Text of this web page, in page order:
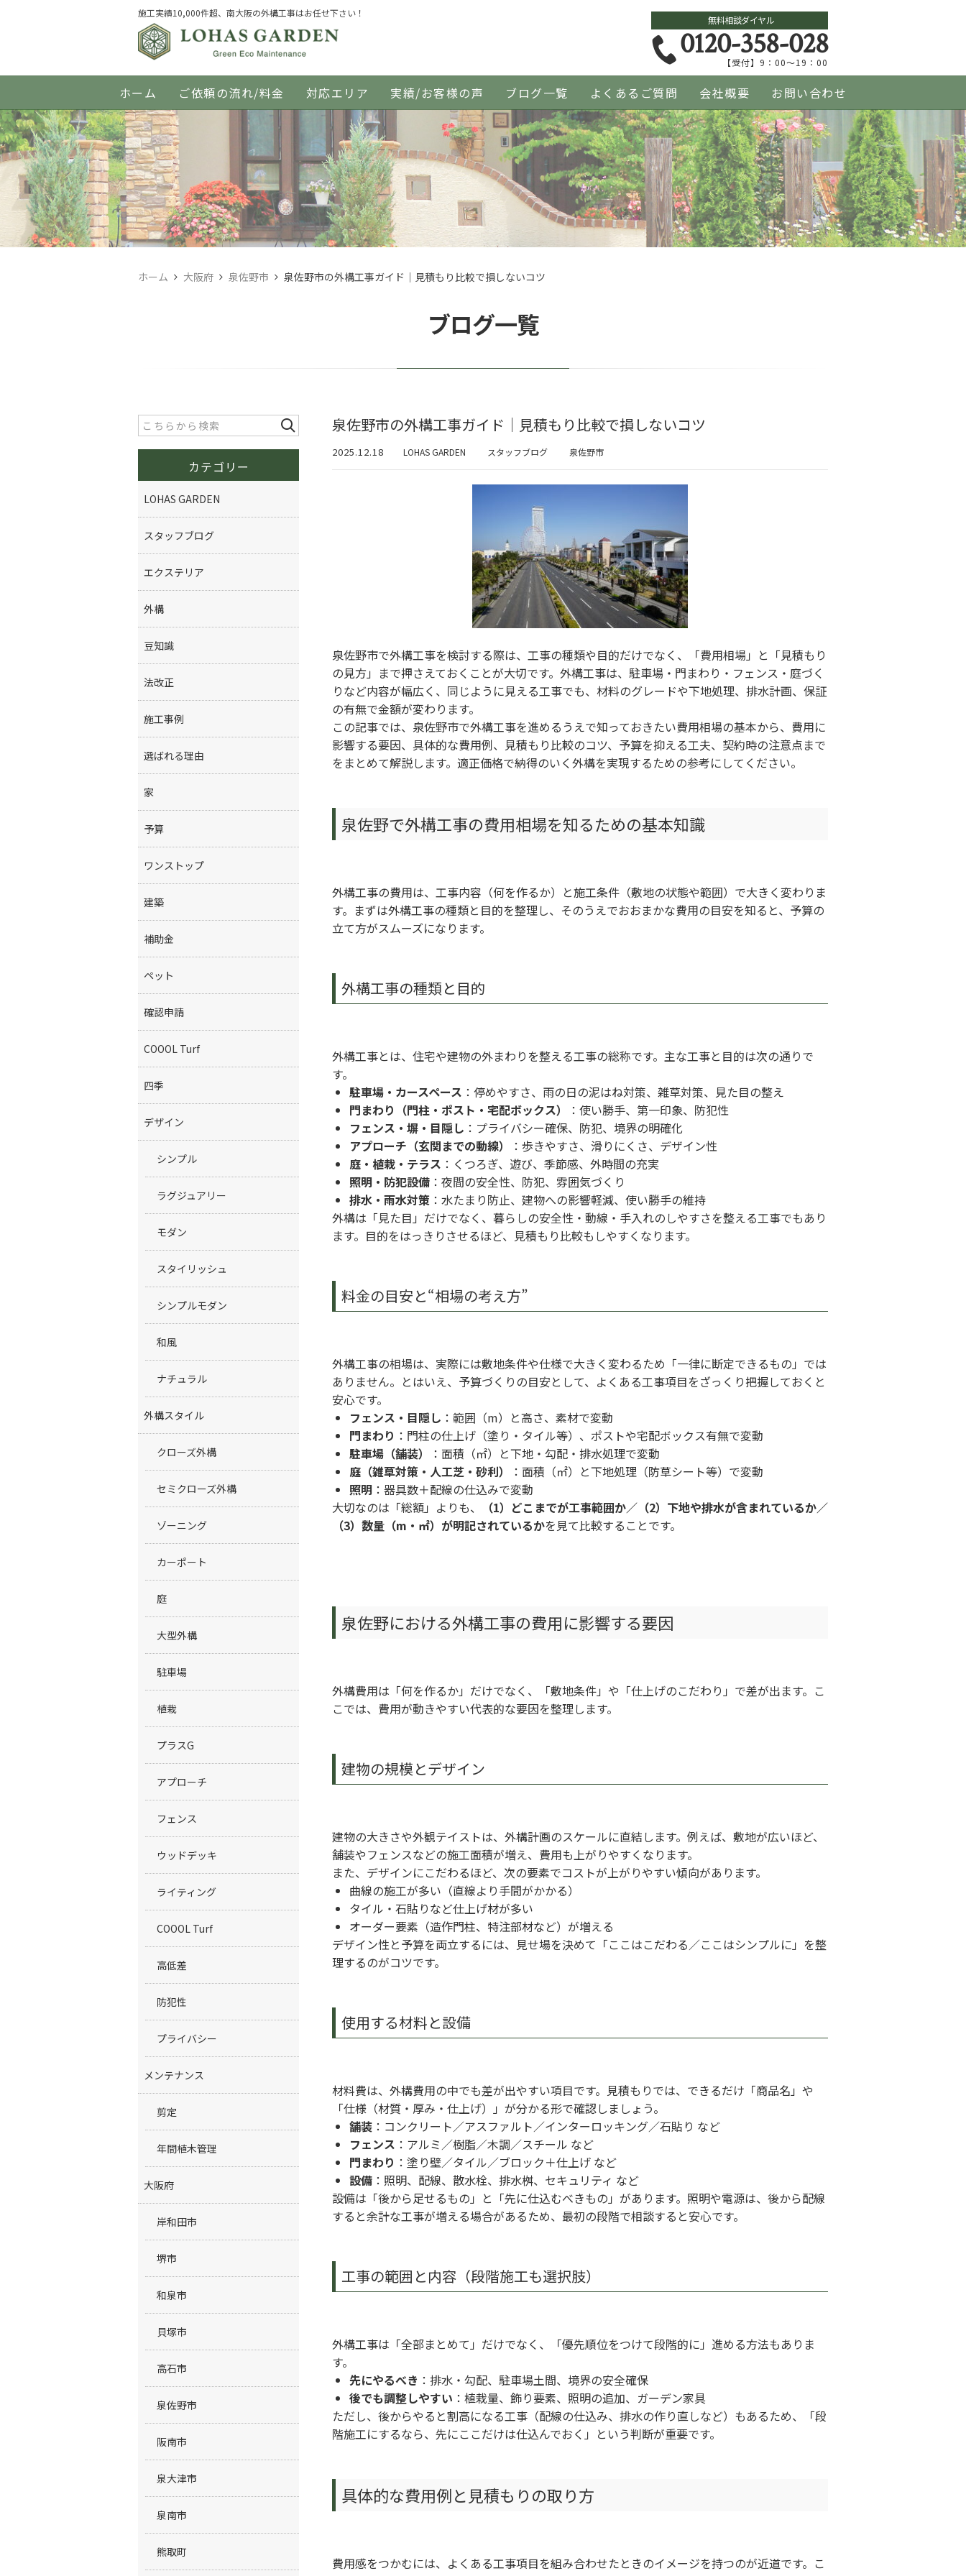
施工実績10,000件超、南大阪の外構工事はお任せ下さい！
無料相談ダイヤル
0120-358-028
【受付】9：00～19：00
ホーム ご依頼の流れ/料金 対応エリア 実績/お客様の声 ブログ一覧 よくあるご質問 会社概要 お問い合わせ
ホーム 大阪府 泉佐野市 泉佐野市の外構工事ガイド｜見積もり比較で損しないコツ
ブログ一覧
泉佐野市の外構工事ガイド｜見積もり比較で損しないコツ
2025.12.18 LOHAS GARDEN スタッフブログ 泉佐野市
泉佐野市で外構工事を検討する際は、工事の種類や目的だけでなく、「費用相場」と「見積もり
の見方」まで押さえておくことが大切です。外構工事は、駐車場・門まわり・フェンス・庭づく
りなど内容が幅広く、同じように見える工事でも、材料のグレードや下地処理、排水計画、保証
の有無で金額が変わります。
この記事では、泉佐野市で外構工事を進めるうえで知っておきたい費用相場の基本から、費用に
影響する要因、具体的な費用例、見積もり比較のコツ、予算を抑える工夫、契約時の注意点まで
をまとめて解説します。適正価格で納得のいく外構を実現するための参考にしてください。
泉佐野で外構工事の費用相場を知るための基本知識
外構工事の費用は、工事内容（何を作るか）と施工条件（敷地の状態や範囲）で大きく変わりま
す。まずは外構工事の種類と目的を整理し、そのうえでおおまかな費用の目安を知ると、予算の
立て方がスムーズになります。
外構工事の種類と目的
外構工事とは、住宅や建物の外まわりを整える工事の総称です。主な工事と目的は次の通りで
す。
駐車場・カースペース ：停めやすさ、雨の日の泥はね対策、雑草対策、見た目の整え
門まわり（門柱・ポスト・宅配ボックス）
：使い勝手、第一印象、防犯性
フェンス・塀・目隠し ：プライバシー確保、防犯、境界の明確化
アプローチ（玄関までの動線）
：歩きやすさ、滑りにくさ、デザイン性
庭・植栽・テラス ：くつろぎ、遊び、季節感、外時間の充実
照明・防犯設備 ：夜間の安全性、防犯、雰囲気づくり
排水・雨水対策 ：水たまり防止、建物への影響軽減、使い勝手の維持
外構は「見た目」だけでなく、暮らしの安全性・動線・手入れのしやすさを整える工事でもあり
ます。目的をはっきりさせるほど、見積もり比較もしやすくなります。
料金の目安と“相場の考え方”
外構工事の相場は、実際には敷地条件や仕様で大きく変わるため「一律に断定できるもの」では
ありません。とはいえ、予算づくりの目安として、よくある工事項目をざっくり把握しておくと
安心です。
フェンス・目隠し ：範囲（m）と高さ、素材で変動
門まわり ：門柱の仕上げ（塗り・タイル等）、ポストや宅配ボックス有無で変動
駐車場（舗装）
：面積（㎡）と下地・勾配・排水処理で変動
庭（雑草対策・人工芝・砂利）
：面積（㎡）と下地処理（防草シート等）で変動
照明 ：器具数＋配線の仕込みで変動
大切なのは「総額」よりも、
（1）どこまでが工事範囲か／（2）下地や排水が含まれているか／
（3）数量（m・㎡）が明記されているかを見て比較することです。
泉佐野における外構工事の費用に影響する要因
外構費用は「何を作るか」だけでなく、「敷地条件」や「仕上げのこだわり」で差が出ます。こ
こでは、費用が動きやすい代表的な要因を整理します。
建物の規模とデザイン
建物の大きさや外観テイストは、外構計画のスケールに直結します。例えば、敷地が広いほど、
舗装やフェンスなどの施工面積が増え、費用も上がりやすくなります。
また、デザインにこだわるほど、次の要素でコストが上がりやすい傾向があります。
曲線の施工が多い（直線より手間がかかる）
タイル・石貼りなど仕上げ材が多い
オーダー要素（造作門柱、特注部材など）が増える
デザイン性と予算を両立するには、見せ場を決めて「ここはこだわる／ここはシンプルに」を整
理するのがコツです。
使用する材料と設備
材料費は、外構費用の中でも差が出やすい項目です。見積もりでは、できるだけ「商品名」や
「仕様（材質・厚み・仕上げ）」が分かる形で確認しましょう。
舗装 ：コンクリート／アスファルト／インターロッキング／石貼り など
フェンス ：アルミ／樹脂／木調／スチール など
門まわり ：塗り壁／タイル／ブロック＋仕上げ など
設備 ：照明、配線、散水栓、排水桝、セキュリティ など
設備は「後から足せるもの」と「先に仕込むべきもの」があります。照明や電源は、後から配線
すると余計な工事が増える場合があるため、最初の段階で相談すると安心です。
工事の範囲と内容（段階施工も選択肢）
外構工事は「全部まとめて」だけでなく、「優先順位をつけて段階的に」進める方法もありま
す。
先にやるべき ：排水・勾配、駐車場土間、境界の安全確保
後でも調整しやすい ：植栽量、飾り要素、照明の追加、ガーデン家具
ただし、後からやると割高になる工事（配線の仕込み、排水の作り直しなど）もあるため、「段
階施工にするなら、先にここだけは仕込んでおく」という判断が重要です。
具体的な費用例と見積もりの取り方
費用感をつかむには、よくある工事項目を組み合わせたときのイメージを持つのが近道です。こ
カテゴリー
LOHAS GARDEN
スタッフブログ
エクステリア
外構
豆知識
法改正
施工事例
選ばれる理由
家
予算
ワンストップ
建築
補助金
ペット
確認申請
COOOL Turf
四季
デザイン
シンプル
ラグジュアリー
モダン
スタイリッシュ
シンプルモダン
和風
ナチュラル
外構スタイル
クローズ外構
セミクローズ外構
ゾーニング
カーポート
庭
大型外構
駐車場
植栽
プラスG
アプローチ
フェンス
ウッドデッキ
ライティング
COOOL Turf
高低差
防犯性
プライバシー
メンテナンス
剪定
年間植木管理
大阪府
岸和田市
堺市
和泉市
貝塚市
高石市
泉佐野市
阪南市
泉大津市
泉南市
熊取町